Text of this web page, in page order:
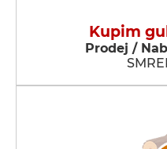
Kupim
Prodej /